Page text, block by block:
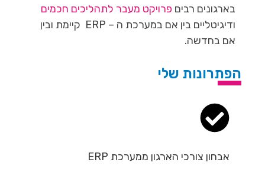
בארגונים רבים פרויקט מעבר לתהליכים חכמים
ודיגיטליים בין אם במערכת ה – ERP קיימת ובין
אם בחדשה.
הפתרונות שלי
אבחון צורכי הארגון ממערכת ERP